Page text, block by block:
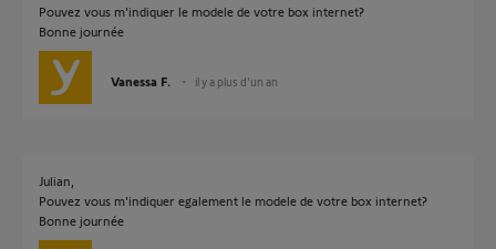
Pouvez vous m'indiquer le modele de votre box internet?
Bonne journée
Vanessa F. il y a plus d'un an
Julian,
Pouvez vous m'indiquer egalement le modele de votre box internet?
Bonne journée